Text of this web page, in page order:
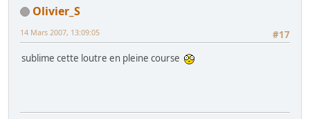
Olivier_S
#17
14 Mars 2007, 13:09:05
sublime cette loutre en pleine course